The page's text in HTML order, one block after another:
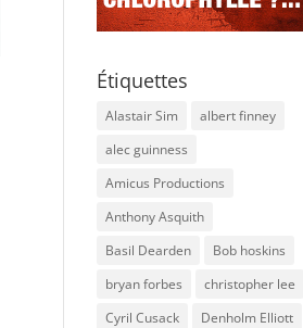
Étiquettes
Alastair Sim
albert finney
alec guinness
Amicus Productions
Anthony Asquith
Basil Dearden
Bob hoskins
bryan forbes
christopher lee
Cyril Cusack
Denholm Elliott